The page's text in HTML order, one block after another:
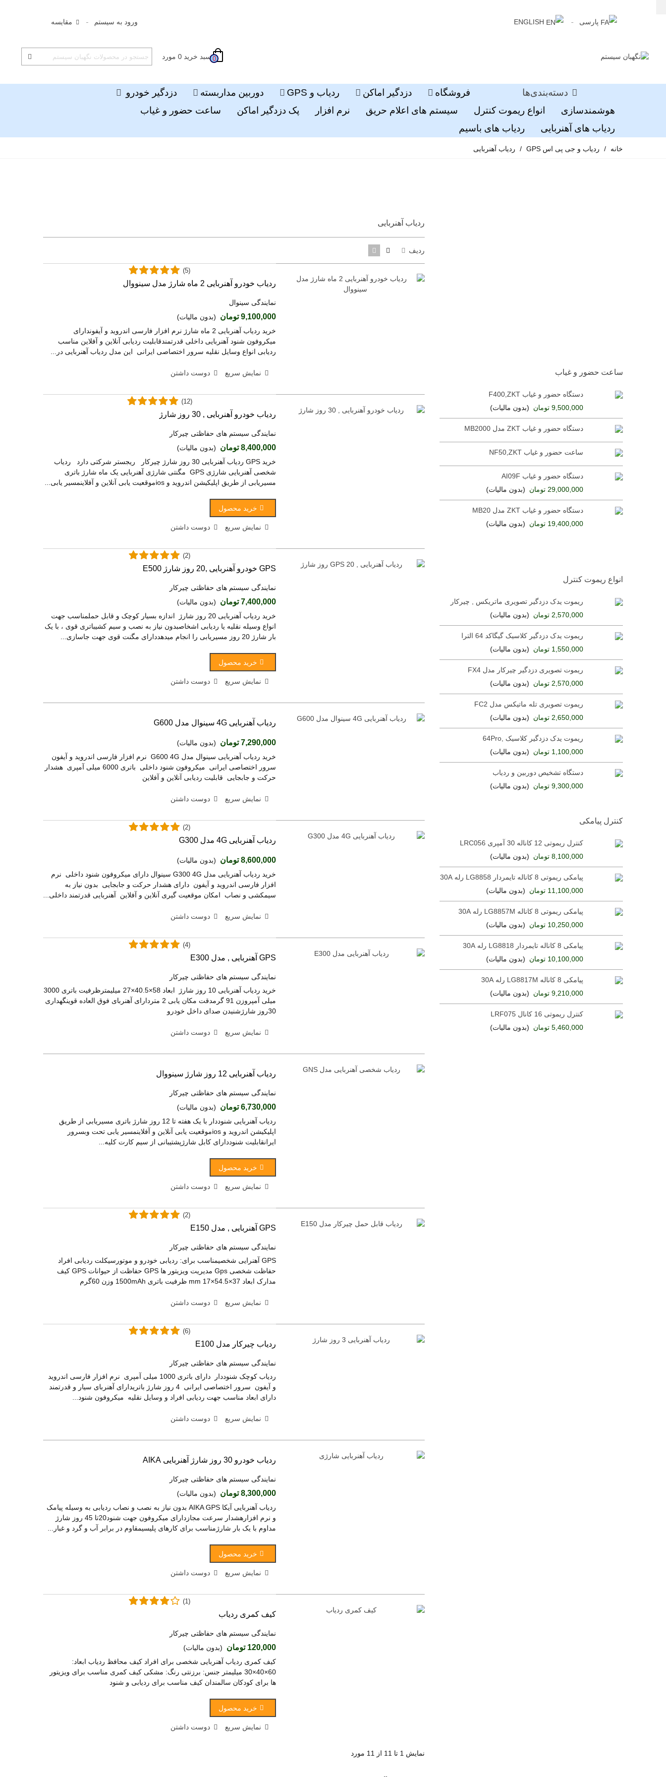
پارسی ENGLISH ورود به سیستم مقایسه
0 سبد خرید 0 مورد
دسته‌بندی‌ها فروشگاه دزدگیر اماکن ردیاب و GPS دوربین مداربسته
دزدگیر خودرو
هوشمندسازی
انواع ریموت کنترل سیستم های اعلام حریق نرم افزار پک دزدگیر اماکن
ساعت حضور و غیاب
ردیاب های آهنربایی
ردیاب های باسیم
خانه / ردیاب و جی پی اس GPS / ردیاب آهنربایی
ساعت حضور و غیاب
دستگاه حضور و غیاب F400,ZKT
9,500,000 تومان
(بدون مالیات)
دستگاه حضور و غیاب ZKT مدل MB2000
ساعت حضور و غیاب NF50,ZKT
دستگاه حضور و غیاب AI09F
29,000,000 تومان
(بدون مالیات)
دستگاه حضور و غیاب ZKT مدل MB20
19,400,000 تومان
(بدون مالیات)
دستگاه حضور و غیاب مدل MB20VL
23,000,000 تومان
(بدون مالیات)
انواع ریموت کنترل
ریموت یدک دزدگیر تصویری ماتریکس , چیرکار
2,570,000 تومان
(بدون مالیات)
ریموت یدک دزدگیر کلاسیک گیگاکد 64 الترا
1,550,000 تومان
(بدون مالیات)
ریموت تصویری دزدگیر چیرکار مدل FX4
2,570,000 تومان
(بدون مالیات)
ریموت تصویری تله ماتیکس مدل FC2
2,650,000 تومان
(بدون مالیات)
ریموت یدک دزدگیر کلاسیک ,64Pro
1,100,000 تومان
(بدون مالیات)
دستگاه تشخیص دوربین و ردیاب
9,300,000 تومان
(بدون مالیات)
ریموت ماجیکار تصویری M110 , اصلی
3,800,000 تومان
(بدون مالیات)
کنترل پیامکی
کنترل ریموتی 12 کاناله 30 آمپری LRC056
8,100,000 تومان
(بدون مالیات)
پیامکی ریموتی 8 کاناله تایمردار LG8858 رله 30A
11,100,000 تومان
(بدون مالیات)
پیامکی ریموتی 8 کاناله LG8857M رله 30A
10,250,000 تومان
(بدون مالیات)
پیامکی 8 کاناله تایمردار LG8818 رله 30A
10,100,000 تومان
(بدون مالیات)
پیامکی 8 کاناله LG8817M رله 30A
9,210,000 تومان
(بدون مالیات)
کنترل ریموتی 16 کانال LRF075
5,460,000 تومان
(بدون مالیات)
کنترل ریموتی 12 کانال LRC055
2,230,000 تومان
(بدون مالیات)
ردیاب آهنربایی
ردیف
ردیاب خودرو آهنربایی 2 ماه شارژ مدل سینووال
نمایندگی سینوال
9,100,000 تومان (بدون مالیات)
(5)
خرید ردیاب آهنربایی 2 ماه شارژ نرم افزار فارسی اندروید و آیفوندارای
میکروفون شنود آهنربایی داخلی قدرتمندقابلیت ردیابی آنلاین و آفلاین مناسب
ردیابی انواع وسایل نقلیه سرور اختصاصی ایرانی این مدل ردیاب آهنربایی در...
نمایش سریع دوست داشتن
ردیاب خودرو آهنربایی , 30 روز شارژ
نمایندگی سیستم های حفاظتی چیرکار
8,400,000 تومان (بدون مالیات)
(12)
خرید GPS ردیاب آهنربایی 30 روز شارژ چیرکار ریجستر شرکتی دارد ردیاب
شخصی آهنربایی شارژی GPS مگنتی شارژی آهنربایی یک ماه شارژ باتری
مسیریابی از طریق اپلیکیشن اندروید و iosموقعیت یابی آنلاین و آفلاینمسیر یابی...
خرید محصول
نمایش سریع دوست داشتن
GPS خودرو آهنربایی ,20 روز شارژ E500
نمایندگی سیستم های حفاظتی چیرکار
7,400,000 تومان (بدون مالیات)
(2)
خرید ردیاب آهنربایی 20 روز شارژ اندازه بسیار کوچک و قابل حملمناسب جهت
انواع وسیله نقلیه یا ردیابی اشخاصبدون نیاز به نصب و سیم کشیباتری قوی ، با یک
بار شارژ 20 روز مسیریابی را انجام میدهددارای مگنت قوی جهت جاسازی...
خرید محصول
نمایش سریع دوست داشتن
ردیاب آهنربایی 4G سینوال مدل G600
7,290,000 تومان
(بدون مالیات)
خرید ردیاب آهنربایی سینوال مدل G600 4G نرم افزار فارسی اندروید و آیفون
سرور اختصاصی ایرانی میکروفون شنود داخلی باتری 6000 میلی آمپری هشدار
حرکت و جابجایی قابلیت ردیابی آنلاین و آفلاین
نمایش سریع دوست داشتن
ردیاب آهنربایی 4G مدل G300
8,600,000 تومان (بدون مالیات)
(2)
خرید ردیاب آهنربایی مدل G300 4G سینوال دارای میکروفون شنود داخلی نرم
افزار فارسی اندروید و آیفون دارای هشدار حرکت و جابجایی بدون نیاز به
سیمکشی و نصاب امکان موقعیت گیری آنلاین و آفلاین آهنربایی قدرتمند داخلی...
نمایش سریع دوست داشتن
GPS آهنربایی , مدل E300
نمایندگی سیستم های حفاظتی چیرکار
(4)
خرید ردیاب آهنربایی 10 روز شارژ ابعاد 58×40.5×27 میلیمترظرفیت باتری 3000
میلی آمپروزن 91 گرمدقت مکان یابی 2 متردارای آهنربای فوق العاده قوینگهداری
30روز شارژشنیدن صدای داخل خودرو
نمایش سریع دوست داشتن
ردیاب آهنربایی 12 روز شارژ سینووال
نمایندگی سیستم های حفاظتی چیرکار
6,730,000 تومان
(بدون مالیات)
ردیاب آهنربایی شنوددار با یک هفته تا 12 روز شارژ باتری مسیریابی از طریق
اپلیکیشن اندروید و iosموقعیت یابی آنلاین و آفلاینمسیر یابی تحت وبسرور
ایرانقابلیت شنوددارای کابل شارژپشتیبانی از سیم کارت کلیه...
خرید محصول
نمایش سریع دوست داشتن
GPS آهنربایی , مدل E150
نمایندگی سیستم های حفاظتی چیرکار
(2)
GPS آهنرایی شخصیمناسب برای: ردیابی خودرو و موتورسیکلت ردیابی افراد
حفاظت شخصی Gps مدیریت ویزیتور ها GPS حفاظت از حیوانات GPS کیف
مدارک ابعاد mm 17×54.5×37 ظرفیت باتری 1500mAh وزن 60گرم
نمایش سریع دوست داشتن
ردیاب چیرکار مدل E100
نمایندگی سیستم های حفاظتی چیرکار
(6)
ردیاب کوچک شنوددار دارای باتری 1000 میلی آمپری نرم افزار فارسی اندروید
و آیفون سرور اختصاصی ایرانی 4 روز شارژ باتریدارای آهنربای سیار و قدرتمند
دارای ابعاد مناسب جهت ردیابی افراد و وسایل نقلیه میکروفون شنود...
نمایش سریع دوست داشتن
ردیاب خودرو 30 روز شارژ آهنربایی AIKA
نمایندگی سیستم های حفاظتی چیرکار
8,300,000 تومان
(بدون مالیات)
ردیاب آهنربایی آیکا AIKA GPS بدون نیاز به نصب و نصاب ردیابی به وسیله پیامک
و نرم افزارهشدار سرعت مجازدارای میکروفون جهت شنود20تا 45 روز شارژ
مداوم با یک بار شارژمناسب برای کارهای پلیسیمقاوم در برابر آب و گرد و غبار...
خرید محصول
نمایش سریع دوست داشتن
کیف کمری ردیاب
نمایندگی سیستم های حفاظتی چیرکار
120,000 تومان (بدون مالیات)
(1)
کیف کمری ردیاب آهنربایی شخصی برای افراد کیف محافظ ردیاب ابعاد:
60×40×30 میلیمتر جنس: برزنتی رنگ: مشکی کیف کمری مناسب برای ویزیتور
ها برای کودکان سالمندان کیف مناسب برای ردیابی و شنود
خرید محصول
نمایش سریع دوست داشتن
نمایش 1 تا 11 از 11 مورد